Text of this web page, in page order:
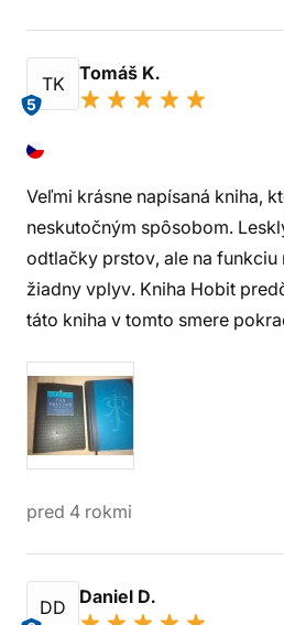
TK
5
Tomáš K.
Veľmi krásne napísaná kniha,
neskutočným spôsobom.
odtlačky prstov, ale na funkciu
žiadny vplyv. Kniha Hobit
táto kniha v tomto smere
pred 4 rokmi
DD Daniel D.